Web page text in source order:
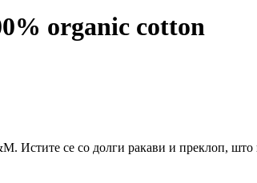
organic cotton
Истите се со долги ракави и преклоп,